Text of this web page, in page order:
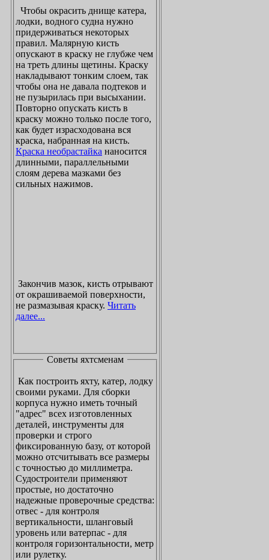
лодки, водного судна нужно
придерживаться некоторых
правил. Малярную кисть
опускают в краску не глубже чем
на треть длины щетины. Краску
накладывают тонким слоем, так
чтобы она не давала подтеков и
не пузырилась при высыхании.
Повторно опускать кисть в
краску можно только после того,
как будет израсходована вся
краска, набранная на кисть.
Краска необрастайка
длинными, параллельными
слоям дерева мазками без
сильных нажимов.
Закончив мазок, кисть отрывают
от окрашиваемой поверхности,
не размазывая краску. Читать
далее...
Советы яхтсменам
Как построить яхту, катер, лодку
своими руками. Для сборки
корпуса нужно иметь точный
"адрес" всех изготовленных
деталей, инструменты для
проверки и строго
фиксированную базу, от которой
можно отсчитывать все размеры
с точностью до миллиметра.
Судостроители применяют
простые, но достаточно
надежные проверочные средства:
отвес - для контроля
вертикальности, шланговый
уровень или ватерпас - для
контроля горизонтальности, метр
или рулетку.